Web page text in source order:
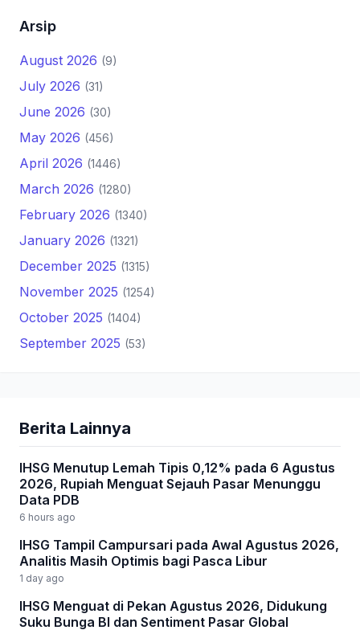
Arsip
August 2026 (9)
July 2026 (31)
June 2026 (30)
May 2026 (456)
April 2026 (1446)
March 2026 (1280)
February 2026 (1340)
January 2026 (1321)
December 2025 (1315)
November 2025 (1254)
October 2025 (1404)
September 2025 (53)
Berita Lainnya
IHSG Menutup Lemah Tipis 0,12% pada 6 Agustus
2026, Rupiah Menguat Sejauh Pasar Menunggu
Data PDB
6 hours ago
IHSG Tampil Campursari pada Awal Agustus 2026,
Analitis Masih Optimis bagi Pasca Libur
1 day ago
IHSG Menguat di Pekan Agustus 2026, Didukung
Suku Bunga BI dan Sentiment Pasar Global